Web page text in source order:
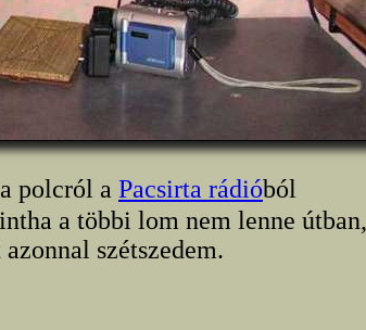
polcról a Pacsirta rádióból
a többi lom nem lenne útban,
szétszedem.